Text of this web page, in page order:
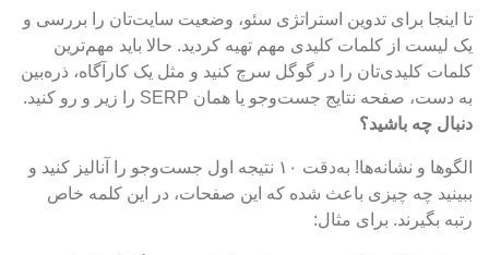
تا اینجا برای تدوین استراتژی سئو، وضعیت سایت‌تان را بررسی و
یک لیست از کلمات کلیدی مهم تهیه کردید. حالا باید مهم‌ترین
کلمات کلیدی‌تان را در گوگل سرچ کنید و مثل یک کارآگاه، ذره‌بین
به دست، صفحه نتایج جست‌وجو یا همان SERP را زیر و رو کنید.
دنبال چه باشید؟
الگوها و نشانه‌ها! به‌دقت ۱۰ نتیجه اول جست‌وجو را آنالیز کنید و
ببینید چه چیزی باعث شده که این صفحات، در این کلمه خاص
رتبه بگیرند. برای مثال: